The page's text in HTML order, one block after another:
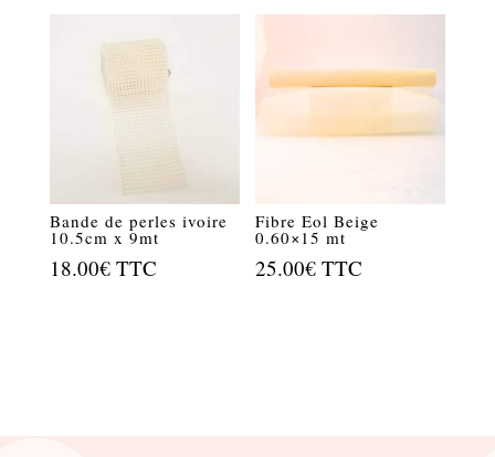
Bande de perles ivoire
10.5cm x 9mt
18.00€ TTC
Fibre Eol Beige
0.60×15 mt
25.00€ TTC